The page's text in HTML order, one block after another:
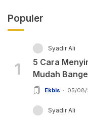
Populer
1
Syadir Ali
5 Cara
Mudah
Ekbis 05/08/
Syadir Ali